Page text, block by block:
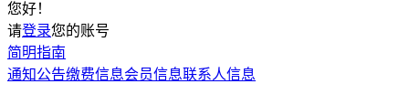
您好！
请登录您的账号
简明指南
通知公告缴费信息会员信息联系人信息